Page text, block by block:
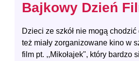
Bajkowy Dzień
Dzieci ze szkół nie mogą
też miały zorganizowane kino w
film pt. ,,Mikołajek", który bardzo